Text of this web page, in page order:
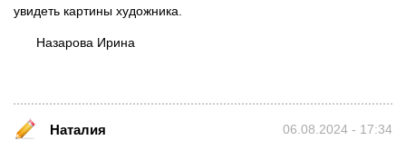
увидеть картины художника.
Назарова Ирина
06.08.2024 - 17:34
Наталия